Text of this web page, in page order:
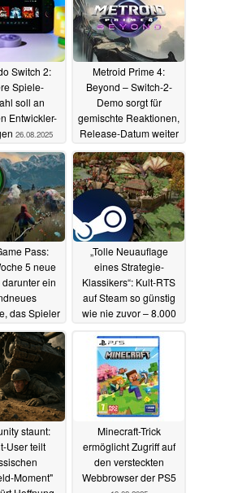
Switch 2:
Spiele-
soll an
Entwickler-
26.08.2025
Metroid Prime 4:
Beyond – Switch-2-
Demo sorgt für
gemischte Reaktionen,
Release-Datum weiter
offen24.08.2025
Pass:
5 neue
ein
das Spieler
20.08.2025
„Tolle Neuauflage
eines Strategie-
Klassikers“: Kult-RTS
auf Steam so günstig
wie nie zuvor – 8.000
Prozent positiv
20.08.2025
staunt:
User teilt
Moment"
Minecraft-Trick
ermöglicht Zugriff auf
den versteckten
Webbrowser der PS5